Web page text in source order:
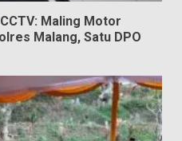
Maling Motor
Malang, Satu DPO